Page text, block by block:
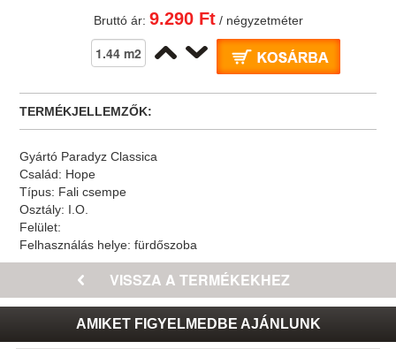
Bruttó ár: 9.290 Ft/ négyzetméter
TERMÉKJELLEMZŐK:
Gyártó Paradyz Classica
Család: Hope
Típus: Fali csempe
Osztály: I.O.
Felület:
Felhasználás helye:fürdőszoba
AMIKET FIGYELMEDBE AJÁNLUNK